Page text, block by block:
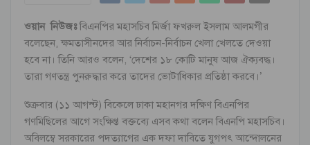
ওয়ান নিউজঃবিএনপির মহাসচিব মির্জা ফখরুল ইসলাম আলমগীর
বলেছেন, ক্ষমতাসীনদের আর নির্বাচন-নির্বাচন খেলা খেলতে দেওয়া
হবে না। তিনি আরও বলেন, ‘দেশের ১৮ কোটি মানুষ আজ ঐক্যবদ্ধ।
তারা গণতন্ত্র পুনরুদ্ধার করে তাদের ভোটাধিকার প্রতিষ্ঠা করবে।’
শুক্রবার (১১ আগস্ট) বিকেলে ঢাকা মহানগর দক্ষিণ বিএনপির
গণমিছিলের আগে সংক্ষিপ্ত বক্তব্যে এসব কথা বলেন বিএনপি মহাসচিব।
অবিলম্বে সরকারের পদত্যাগের এক দফা দাবিতে যুগপৎ আন্দোলনের